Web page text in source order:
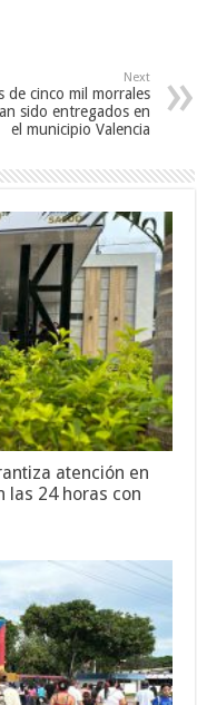
Next
de cinco mil morrales
sido entregados en
el municipio Valencia
atención en
las 24 horas con